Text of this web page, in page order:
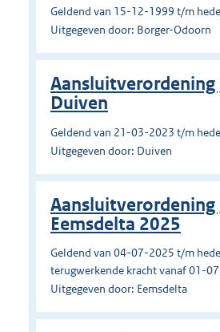
Geldend van 15-12-1999 t/m
Uitgegeven door: Borger-Odoorn
Aansluitverordening
Duiven
Geldend van 21-03-2023 t/m
Uitgegeven door: Duiven
Aansluitverordening
Eemsdelta 2025
Geldend van 04-07-2025 t/m
terugwerkende kracht vanaf 01-
Uitgegeven door: Eemsdelta